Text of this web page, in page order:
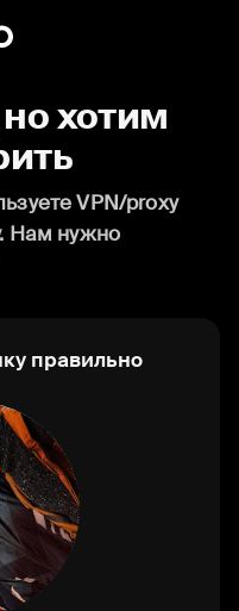
хотим
VPN/proxy
Нам нужно
правильно